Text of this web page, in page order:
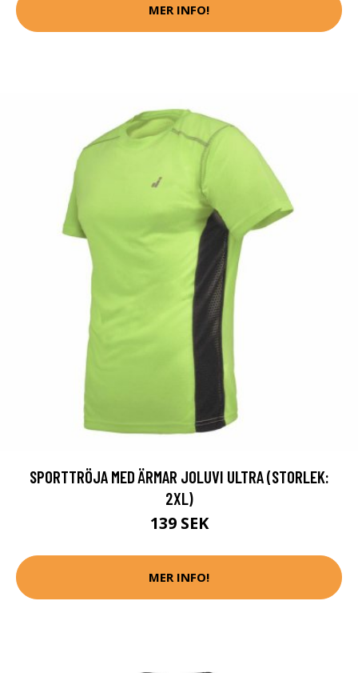
MER INFO!
SPORTTRÖJA MED ÄRMAR JOLUVI ULTRA (STORLEK:
2XL)
139 SEK
MER INFO!